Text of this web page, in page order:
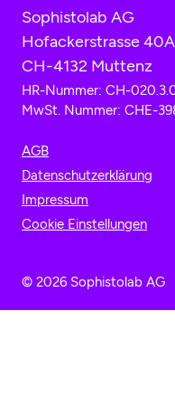
Sophistolab AG
Hofackerstrasse 40A
CH-4132 Muttenz
HR-Nummer: CH-
MwSt. Nummer: CHE-
© 2026 Sophistolab AG
AGB
Datenschutzerklärung
Impressum
Cookie Einstellungen